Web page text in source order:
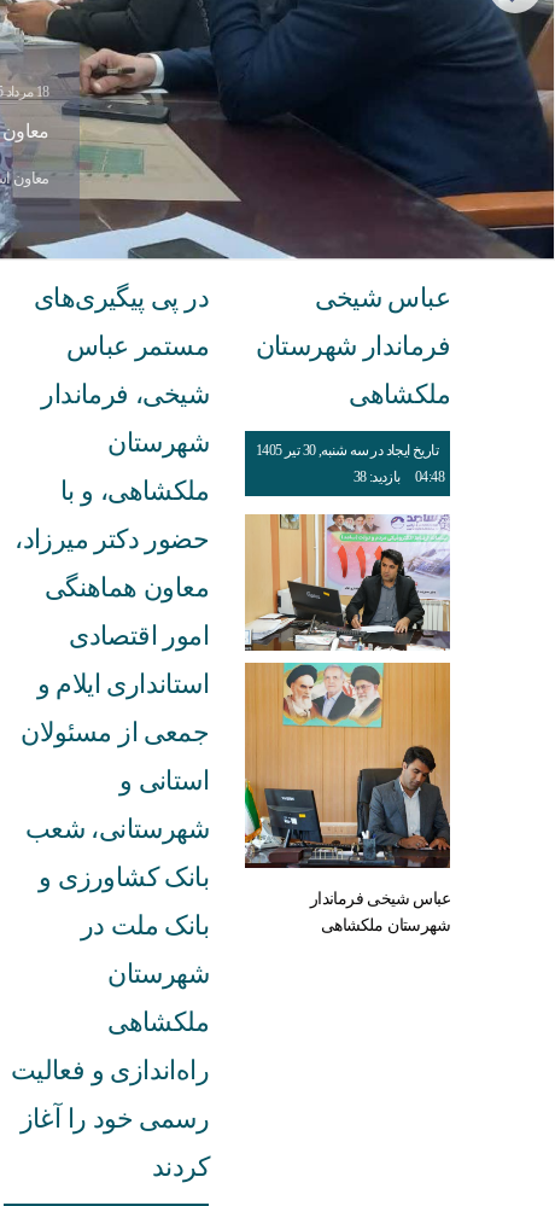
18 مرداد 1405
معاون
معاون
عباس شیخی
فرماندار شهرستان
ملکشاهی
تاریخ ایجاد در سه شنبه, 30 تیر 1405
04:48
بازدید: 38
عباس شیخی فرماندار
شهرستان ملکشاهی
در پی پیگیری‌های
مستمر عباس
شیخی، فرماندار
شهرستان
ملکشاهی، و با
حضور دکتر میرزاد،
معاون هماهنگی
امور اقتصادی
استانداری ایلام و
جمعی از مسئولان
استانی و
شهرستانی، شعب
بانک کشاورزی و
بانک ملت در
شهرستان
ملکشاهی
راه‌اندازی و فعالیت
رسمی خود را آغاز
کردند